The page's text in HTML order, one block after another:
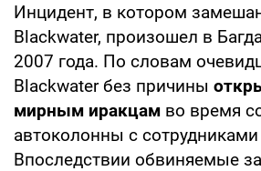
Инцидент, в котором
Blackwater, произошел в
2007 года. По словам
Blackwater без причины
мирным иракцам во время
автоколонны с сотрудниками
Впоследствии обвиняемые